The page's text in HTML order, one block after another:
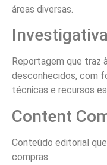
áreas diversas.
Investigativa
Reportagem que traz
desconhecidos, com
técnicas e recursos
Content
Conteúdo editorial
compras.